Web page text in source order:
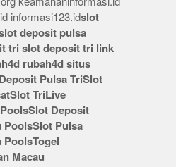
informasi123.idslot
deposit pulsa
tri slot deposit tri link
rubah4d situs
Pulsa TriSlot
Slot TriLive
Slot Deposit
PoolsSlot Pulsa
PoolsTogel
Macau